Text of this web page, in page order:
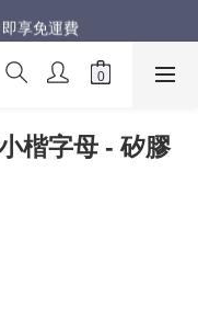
五折
享免運費
五折
楷字母 - 矽膠